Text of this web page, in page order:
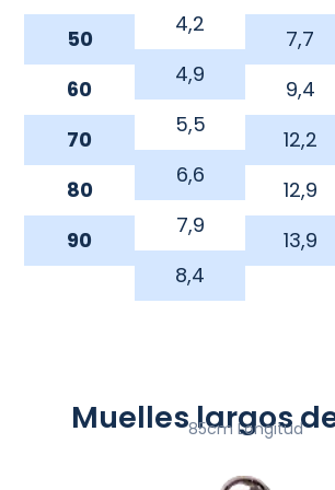
50
60
70
80
90
4,2
4,9
5,5
6,6
7,9
8,4
7,7
9,4
12,2
12,9
13,9
Muelles largos
85cm Longitud